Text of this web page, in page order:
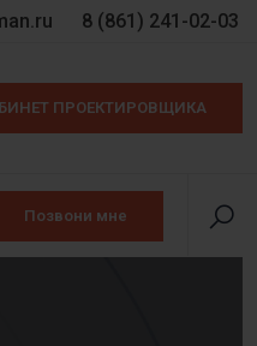
8 (861) 241-02-03
ПРОЕКТИРОВЩИКА
Позвони мне